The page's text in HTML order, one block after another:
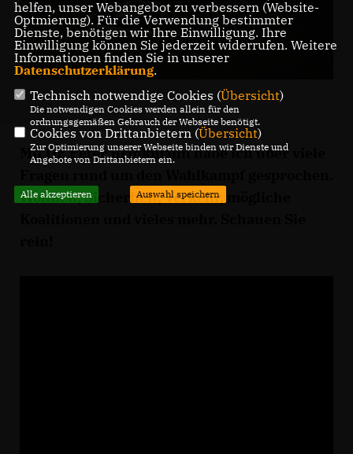
Mit Dr. Peter Brinkmann habe ich über viele
Wohnen, Sicherheit, Verkehr, mögliche
helfen, unser Webangebot zu verbessern (Website-
Optmierung). Für die Verwendung bestimmter
Dienste, benötigen wir Ihre Einwilligung. Ihre
Einwilligung können Sie jederzeit widerrufen. Weitere
Informationen finden Sie in unserer
Datenschutzerklärung.
Technisch notwendige Cookies (Übersicht)
Die notwendigen Cookies werden allein für den
ordnungsgemäßen Gebrauch der Webseite benötigt.
Cookies von Drittanbietern (Übersicht)
Zur Optimierung unserer Webseite binden wir Dienste und
Angebote von Drittanbietern ein.
Alle akzeptieren Auswahl speichern